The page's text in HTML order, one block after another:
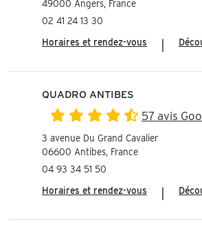
49000 Angers, France
02 41 24 13 30
Horaires et rendez-vous
|
QUADRO ANTIBES
57 avis
3 avenue Du Grand Cavalier
06600 Antibes, France
04 93 34 51 50
Horaires et rendez-vous
|